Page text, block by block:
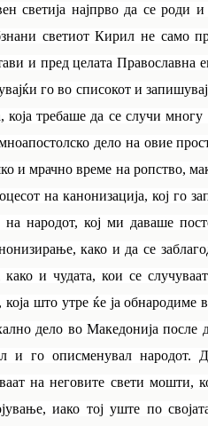
светија најпрво да се
светиот Кирил не само
и пред целата Православна
го во списокот и
која требаше да се случи
дело на овие
и мрачно време на ропство,
на канонизација, кој го
на народот, кој ми даваше
како и да се
како и чудата, кои се
која што утре ќе ја
дело во Македонија
и го описменувал
на неговите свети мошти,
иако тој уште по